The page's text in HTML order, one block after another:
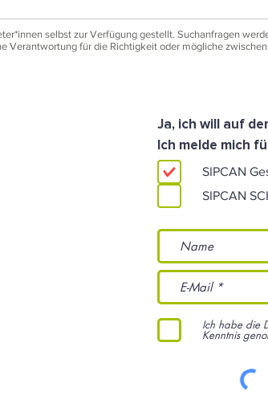
selbst zur Verfügung gestellt. Suchanfragen
Verantwortung für die Richtigkeit oder mögliche
Ja, ich will auf
Ich melde mich
SIPCAN
SIPCAN
Ich habe die
Kenntnis